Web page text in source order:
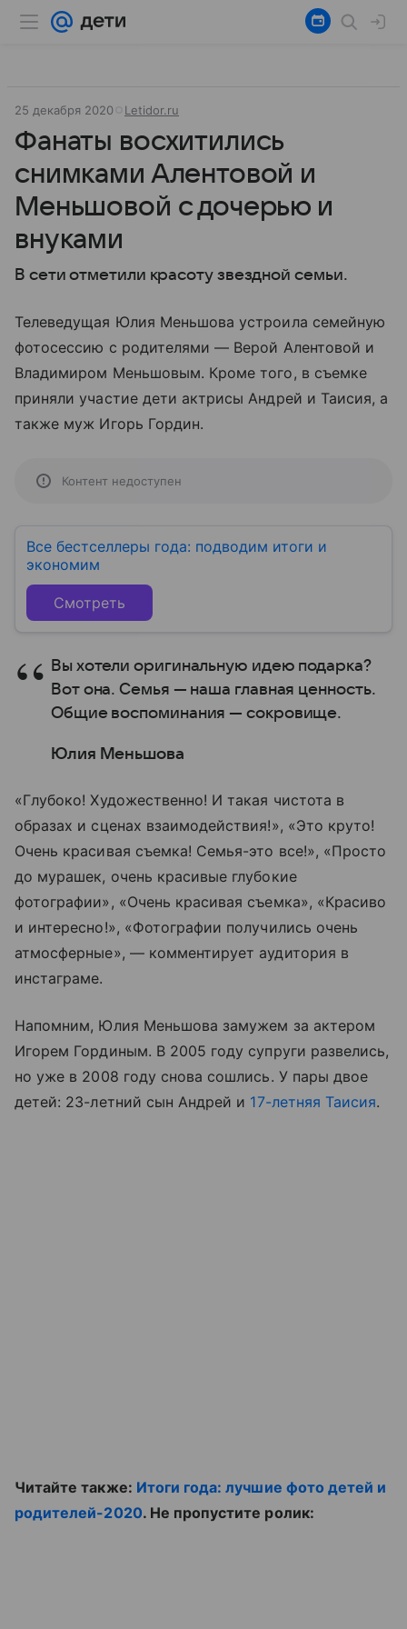
25 декабря 2020 Letidor.ru
Фанаты восхитились
снимками Алентовой и
Меньшовой с дочерью и
внуками
В сети отметили красоту звездной семьи.
Телеведущая Юлия Меньшова устроила семейную
фотосессию с родителями — Верой Алентовой и
Владимиром Меньшовым. Кроме того, в съемке
приняли участие дети актрисы Андрей и Таисия, а
также муж Игорь Гордин.
Контент недоступен
Все бестселлеры года: подводим итоги и
экономим
Смотреть
Вы хотели оригинальную идею подарка?
Вот она. Семья — наша главная ценность.
Общие воспоминания — сокровище.
Юлия Меньшова
«Глубоко! Художественно! И такая чистота в
образах и сценах взаимодействия!», «Это круто!
Очень красивая съемка! Семья-это все!», «Просто
до мурашек, очень красивые глубокие
фотографии», «Очень красивая съемка», «Красиво
и интересно!», «Фотографии получились очень
атмосферные», — комментирует аудитория в
инстаграме.
Напомним, Юлия Меньшова замужем за актером
Игорем Гординым. В 2005 году супруги развелись,
но уже в 2008 году снова сошлись. У пары двое
детей: 23-летний сын Андрей и 17-летняя Таисия.
Читайте также: Итоги года: лучшие фото детей и
родителей-2020. Не пропустите ролик: